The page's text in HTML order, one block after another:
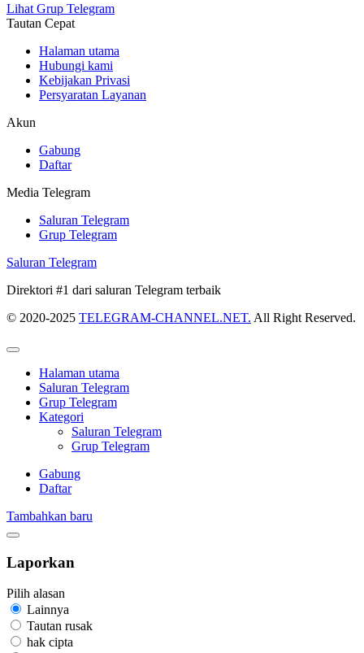
Lihat Grup Telegram
Tautan Cepat
Halaman utama
Hubungi kami
Kebijakan Privasi
Persyaratan Layanan
Akun
Gabung
Daftar
Media Telegram
Saluran Telegram
Grup Telegram
Saluran Telegram
Direktori #1 dari saluran Telegram terbaik
© 2020-2025 TELEGRAM-CHANNEL.NET. All Right Reserved.
Halaman utama
Saluran Telegram
Grup Telegram
Kategori
Saluran Telegram
Grup Telegram
Gabung
Daftar
Tambahkan baru
Laporkan
Pilih alasan
Lainnya
Tautan rusak
hak cipta